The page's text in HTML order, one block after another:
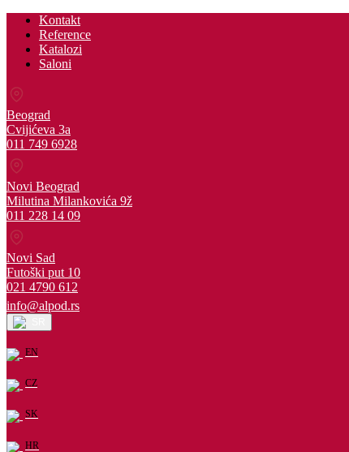
Kontakt
Reference
Katalozi
Saloni
Beograd
Cvijićeva 3a
011 749 6928
Novi Beograd
Milutina Milankovića 9ž
011 228 14 09
Novi Sad
Futoški put 10
021 4790 612
info@alpod.rs
EN
CZ
SK
HR